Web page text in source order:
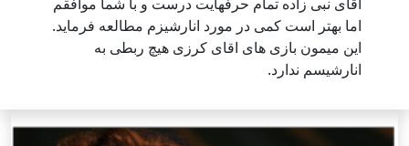
اما بهتر است کمی در مورد انارشیزم مطالعه فرماید.
این میمون بازی های اقای کرزی هیچ ربطی به
انارشیسم ندارد.